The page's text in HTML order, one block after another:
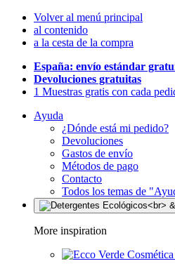
Volver al menú principal
al contenido
a la cesta de la compra
España: envío estándar
Devoluciones gratuitas
1 Muestras gratis con cada
Ayuda
¿Dónde está mi pedido?
Devoluciones
Gastos de envío
Métodos de pago
Contacto
Todos los temas de
More inspiration